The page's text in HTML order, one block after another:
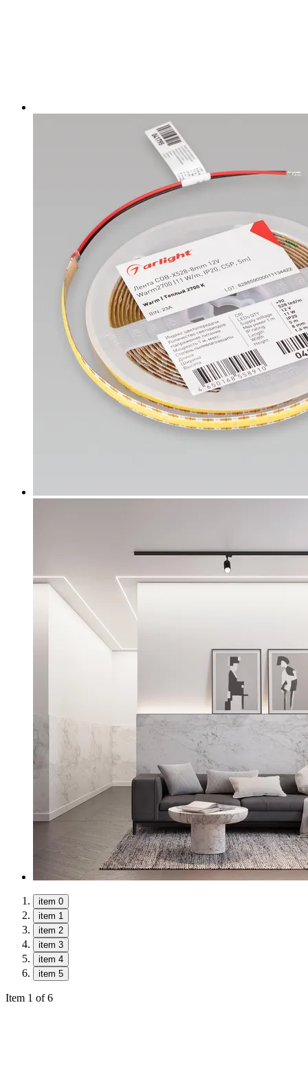
item 0
item 1
item 2
item 3
item 4
item 5
Item 1 of 6